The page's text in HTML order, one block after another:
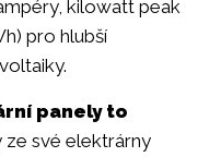
kilowatt peak
pro hlubší
panely to
své elektrárny